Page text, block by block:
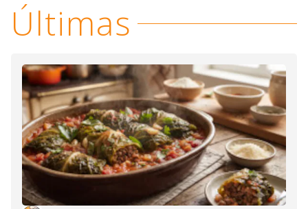
Últimas